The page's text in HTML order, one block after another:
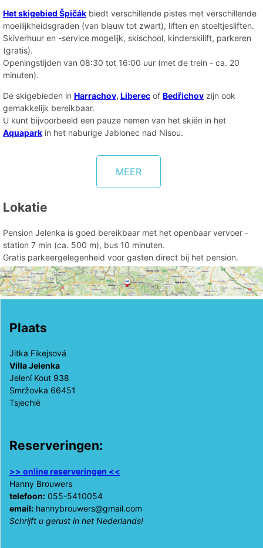
Het skigebied Špičák biedt verschillende pistes met verschillende
moeilijkheidsgraden (van blauw tot zwart), liften en stoeltjesliften.
Skiverhuur en -service mogelijk, skischool, kinderskilift, parkeren
(gratis).
Openingstijden van 08:30 tot 16:00 uur (met de trein - ca. 20
minuten).
De skigebieden in Harrachov, Liberec of Bedřichov zijn ook
gemakkelijk bereikbaar.
U kunt bijvoorbeeld een pauze nemen van het skiën in het
Aquapark in het naburige Jablonec nad Nisou.
MEER
Lokatie
Pension Jelenka is goed bereikbaar met het openbaar vervoer -
station 7 min (ca. 500 m), bus 10 minuten.
Gratis parkeergelegenheid voor gasten direct bij het pension.
Plaats
Jitka Fikejsová
Villa Jelenka
Jelení Kout 938
Smržovka 66451
Tsjechië
Reserveringen:
>> online reserveringen <<
Hanny Brouwers
telefoon: 055-5410054
email: hannybrouwers@gmail.com
Schrijft u gerust in het Nederlands!